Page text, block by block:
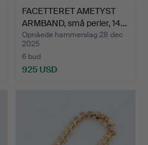
FACETTERET AMETYST
ARMBAND, små perler, 14…
Opnåede hammerslag 28 dec
2025
6 bud
925 USD